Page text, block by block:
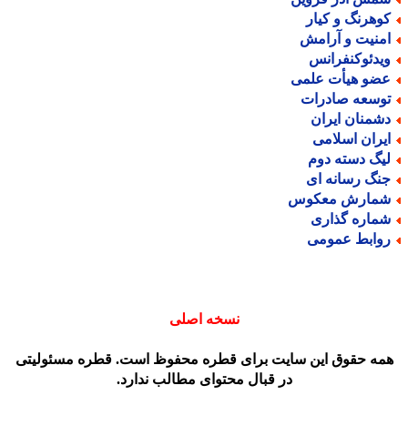
و کیار
و آرامش
هیأت علمی
صادرات
ایران
اسلامی
دسته دوم
رسانه ای
معکوس
گذاری
عمومی
نسخه اصلی
حقوق این سایت برای قطره محفوظ است. قطره مسئولیتی
در قبال محتوای مطالب ندارد.